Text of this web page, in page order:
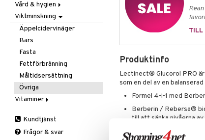
TILL
Produktinfo
Lectinect® Glucorol PRO
som en del av en
Formel 4-i-1 med
Berberin / Rebersa®
till att sänka nivåerna
Krom bidrar till att
Kryddor & buljong
Mjöl & bak
Nöt-& fröpasta
Olja & fett
Raw Food
Snacks
Sötning
Te
Selen
Zink
Luftfuktare
Massage
Övrigt
Smärtlindring
Vård & hygien
Ansiktsvård
Cremer
Ögoncremer
Rakprodukter
Rengöring
Specialprodukter
Giftset
Hand & fot
Fotvård
Handvård
Tillbehör
Hårvård
Balsam
Schampo
Specialprodukter
Intim
Kosmetika
Hud
Läppar
Kropp
Bad, dusch & tvål
Deo
Eteriska oljor
Mun & tänder
Sårvård
Solskydd
Viktminskning
Äppelcidervinäger
Bars
Fasta
Fettförbränning
Måltidsersättning
Övriga
Vitaminer
Antioxidanter
B vitaminer
Kundtjänst
Frågor & svar